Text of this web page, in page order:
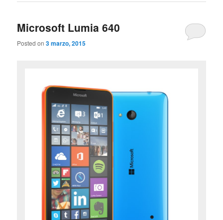
Microsoft Lumia 640
Posted on3 marzo, 2015